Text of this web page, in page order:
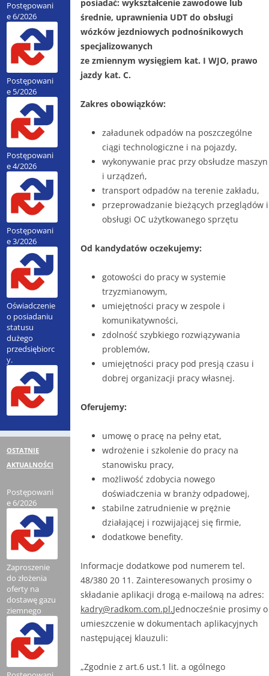
posiadać: wykształcenie zawodowe lub
średnie, uprawnienia UDT do obsługi
wózków jezdniowych podnośnikowych
specjalizowanych
ze zmiennym wysięgiem kat. I WJO, prawo
jazdy kat. C.
Zakres obowiązków:
załadunek odpadów na poszczególne
ciągi technologiczne i na pojazdy,
wykonywanie prac przy obsłudze maszyn
i urządzeń,
transport odpadów na terenie zakładu,
przeprowadzanie bieżących przeglądów i
obsługi OC użytkowanego sprzętu
Od kandydatów oczekujemy:
gotowości do pracy w systemie
trzyzmianowym,
umiejętności pracy w zespole i
komunikatywności,
zdolność szybkiego rozwiązywania
problemów,
umiejętności pracy pod presją czasu i
dobrej organizacji pracy własnej.
Oferujemy:
umowę o pracę na pełny etat,
wdrożenie i szkolenie do pracy na
stanowisku pracy,
możliwość zdobycia nowego
doświadczenia w branży odpadowej,
stabilne zatrudnienie w prężnie
działającej i rozwijającej się firmie,
dodatkowe benefity.
Informacje dodatkowe pod numerem tel.
48/380 20 11. Zainteresowanych prosimy o
składanie aplikacji drogą e-mailową na adres:
kadry@radkom.com.pl.Jednocześnie prosimy o
umieszczenie w dokumentach aplikacyjnych
następującej klauzuli:
„Zgodnie z art.6 ust.1 lit. a ogólnego
Galeria
Oświadczenie o posiadaniu statusu
dużego przedsiębiorcy
RODO
Deklaracja dostępności
ZUOK – uroczyste otwarcie
Przebieg budowy ZUOK
ZUOK – wirtualna wycieczka
ZUOK – dane kontaktowe
Warsztaty komunalne
Składowisko odpadów
Regulamin składowiska
Monitoring składowiska
Przyznane decyzje
Dokumenty do umowy
Magazyn odpadów
Przyznane decyzje
Dokumenty do umowy
Zarządzenia
Zbiórka odpadów
Odpady medyczne
Zużyte baterie i akumulatory
Odpady wielkogabarytowe
Zbiórka zużytego elektrosprzętu
Selektywna zbiórka szkła
Zadania konkursowe 2012/2013
Zadania konkursowe 2011/2012
Forum proekologiczne
Aktualne forum proekologiczne
Imprezy ekologiczno-edukacyjne
Materiały edukacyjne
Ogłoszenia – archiwum
Przetargi
Przetargi 2026
Przetargi – archiwum
Zapytania ofertowe
Dialog techniczny
Oferty pracy
Postępowani
e 6/2026
Postępowani
e 5/2026
Postępowani
e 4/2026
Postępowani
e 3/2026
Oświadczenie
o posiadaniu
statusu
dużego
przedsiębiorc
y.
OSTATNIE
AKTUALNOŚCI
Postępowani
e 6/2026
Zaproszenie
do złożenia
oferty na
dostawę gazu
ziemnego